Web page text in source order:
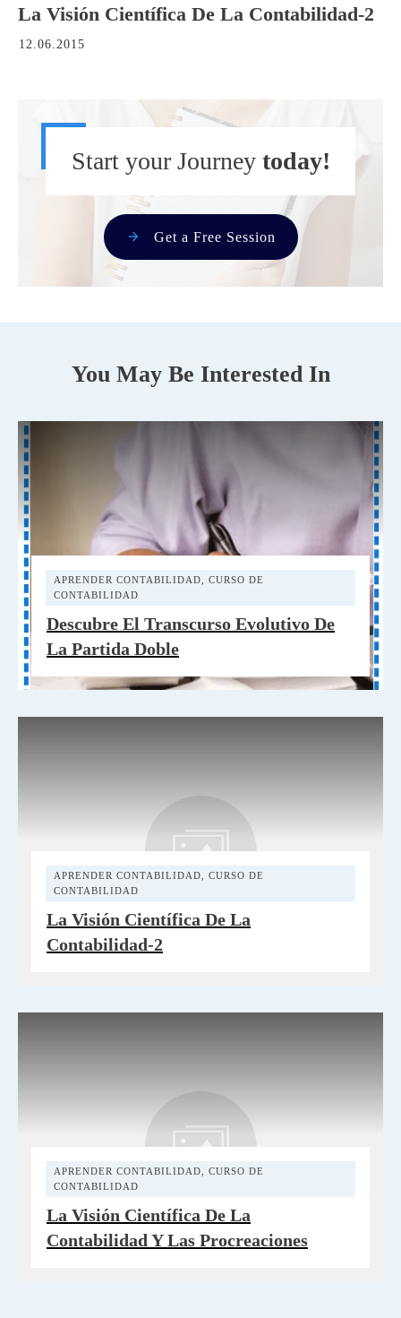
La Visión Científica De La Contabilidad-2
12.06.2015
Start your Journey today!
Get a Free Session
You May Be Interested In
APRENDER CONTABILIDAD
CURSO DE
CONTABILIDAD
Descubre El Transcurso Evolutivo De
La Partida Doble
APRENDER CONTABILIDAD
CURSO DE
CONTABILIDAD
La Visión Científica De La
Contabilidad-2
APRENDER CONTABILIDAD
CURSO DE
CONTABILIDAD
La Visión Científica De La
Contabilidad Y Las Procreaciones